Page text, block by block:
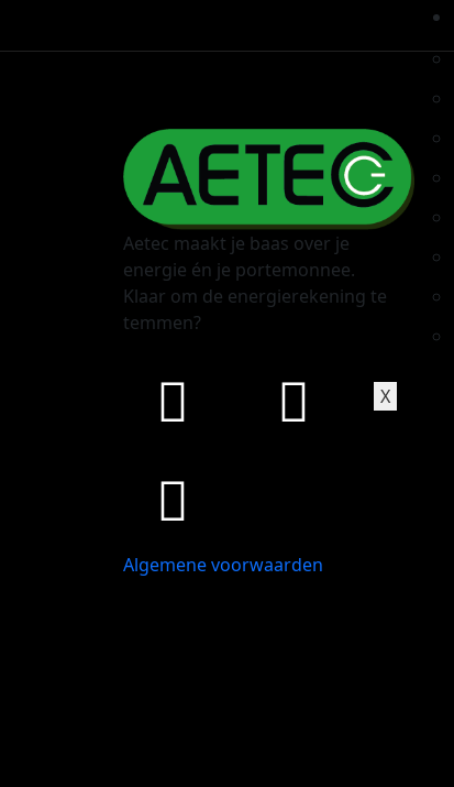
X
Aetec maakt je baas over je
energie én je portemonnee.
Klaar om de energierekening te
temmen?
Algemene voorwaarden